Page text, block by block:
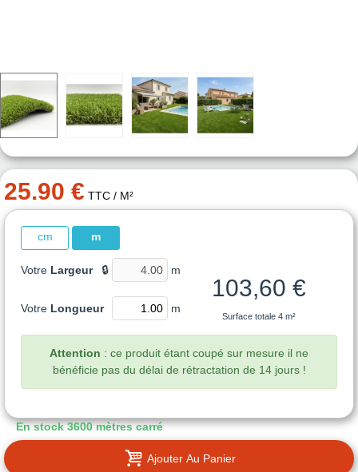
25.90 € TTC / M²
cm m
Votre Largeur 🔒 m
Votre Longueur m
103,60 €
Surface totale 4 m²
Attention : ce produit étant coupé sur mesure il ne
bénéficie pas du délai de rétractation de 14 jours !
En stock3600 mètres carré
Ajouter Au Panier